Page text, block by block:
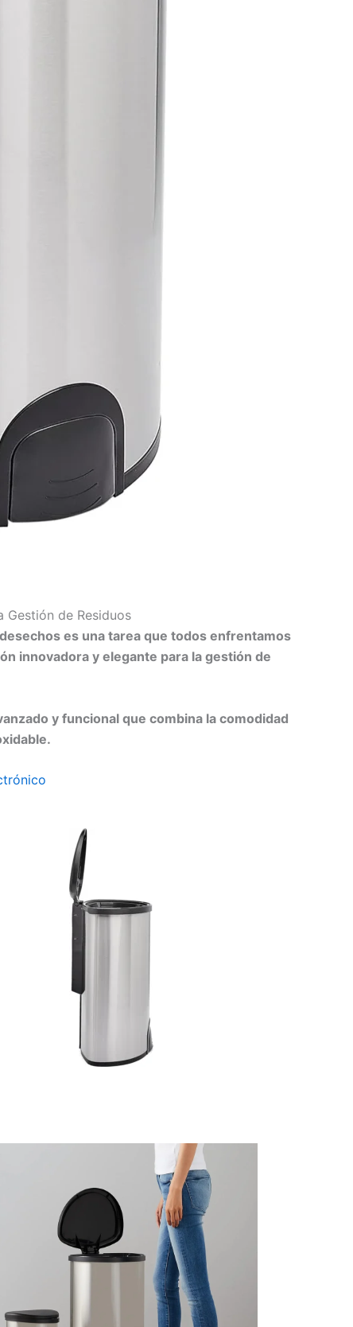
Gestión de Residuos
es una tarea que todos enfrentamos
innovadora y elegante para la gestión de
y funcional que combina la comodidad